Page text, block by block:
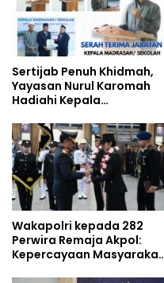
Sertijab Penuh Khidmah,
Yayasan Nurul Karomah
Hadiahi Kepala
Umrah
Wakapolri kepada 282
Perwira Remaja Akpol:
Kepercayaan Masyarakat